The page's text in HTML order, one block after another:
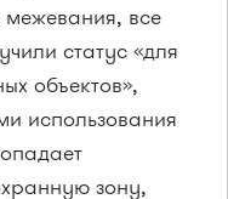
все
статус «для
объектов»,
использования
зону,